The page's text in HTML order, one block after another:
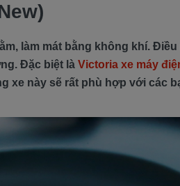
làm mát bằng không khí.
Đặc biệt là Victoria xe máy
xe này sẽ rất phù hợp với các